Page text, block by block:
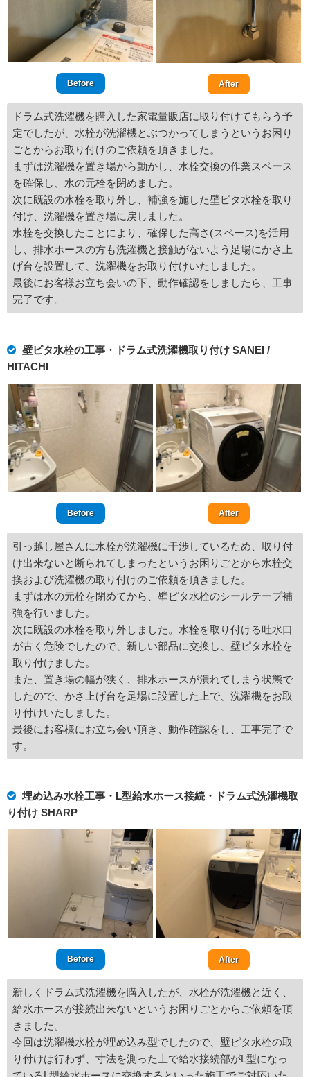
Before After
ドラム式洗濯機を購入した家電量販店に取り付けてもらう予
定でしたが、水栓が洗濯機とぶつかってしまうというお困り
ごとからお取り付けのご依頼を頂きました。
まずは洗濯機を置き場から動かし、水栓交換の作業スペース
を確保し、水の元栓を閉めました。
次に既設の水栓を取り外し、補強を施した壁ピタ水栓を取り
付け、洗濯機を置き場に戻しました。
水栓を交換したことにより、確保した高さ(スペース)を活用
し、排水ホースの方も洗濯機と接触がないよう足場にかさ上
げ台を設置して、洗濯機をお取り付けいたしました。
最後にお客様お立ち会いの下、動作確認をしましたら、工事
完了です。
壁ピタ水栓の工事・ドラム式洗濯機取り付け SANEI /
HITACHI
Before After
引っ越し屋さんに水栓が洗濯機に干渉しているため、取り付
け出来ないと断られてしまったというお困りごとから水栓交
換および洗濯機の取り付けのご依頼を頂きました。
まずは水の元栓を閉めてから、壁ピタ水栓のシールテープ補
強を行いました。
次に既設の水栓を取り外しました。水栓を取り付ける吐水口
が古く危険でしたので、新しい部品に交換し、壁ピタ水栓を
取り付けました。
また、置き場の幅が狭く、排水ホースが潰れてしまう状態で
したので、かさ上げ台を足場に設置した上で、洗濯機をお取
り付けいたしました。
最後にお客様にお立ち会い頂き、動作確認をし、工事完了で
す。
埋め込み水栓工事・L型給水ホース接続・ドラム式洗濯機取
り付け SHARP
Before After
新しくドラム式洗濯機を購入したが、水栓が洗濯機と近く、
給水ホースが接続出来ないというお困りごとからご依頼を頂
きました。
今回は洗濯機水栓が埋め込み型でしたので、壁ピタ水栓の取
り付けは行わず、寸法を測った上で給水接続部がL型になっ